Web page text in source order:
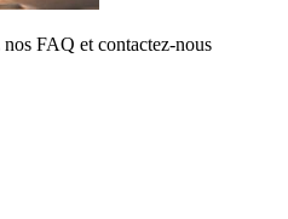
FAQ et contactez-nous